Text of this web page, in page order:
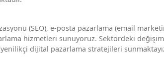
(SEO), e-posta pazarlama (email
hizmetleri sunuyoruz. Sektördeki
dijital pazarlama stratejileri